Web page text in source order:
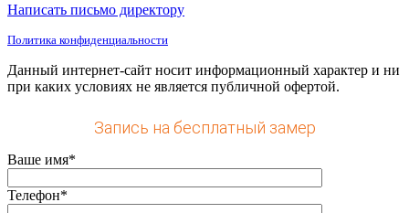
Написать письмо директору
Политика конфиденциальности
Данный интернет-сайт носит информационный характер и ни
при каких условиях не является публичной офертой.
Запись на бесплатный замер
Ваше имя*
Телефон*